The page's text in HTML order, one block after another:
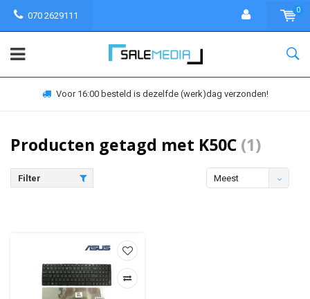
070 2629111
0
Voor 16:00 besteld is dezelfde (werk)dag verzonden!
Producten getagd met K50C (1)
Filter
Meest